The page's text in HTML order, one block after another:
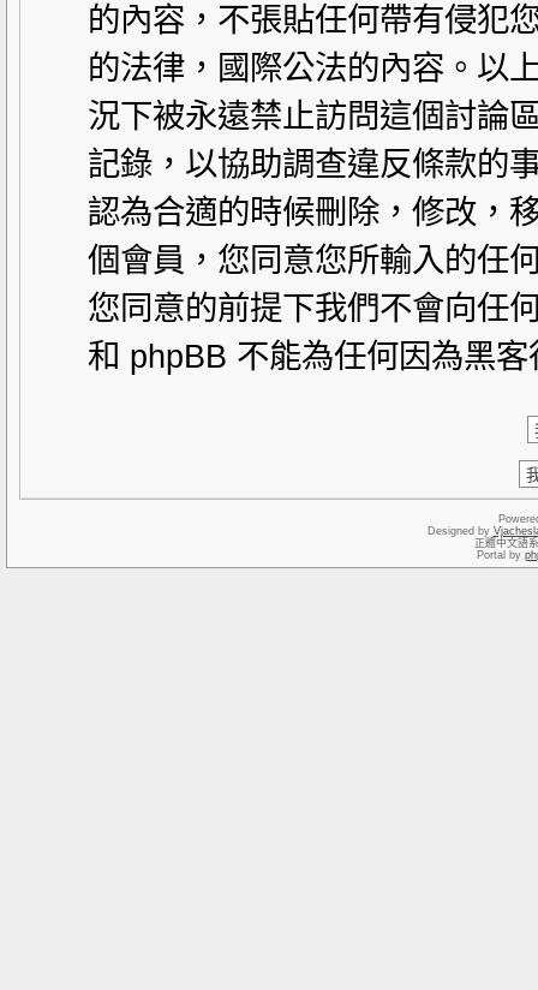
的內容，不張貼任何帶有侵犯
的法律，國際公法的內容。以
況下被永遠禁止訪問這個討論
記錄，以協助調查違反條款的
認為合適的時候刪除，修改，
個會員，您同意您所輸入的任
您同意的前提下我們不會向任
和 phpBB 不能為任何因為黑
Designed by
正體中文語
Portal by